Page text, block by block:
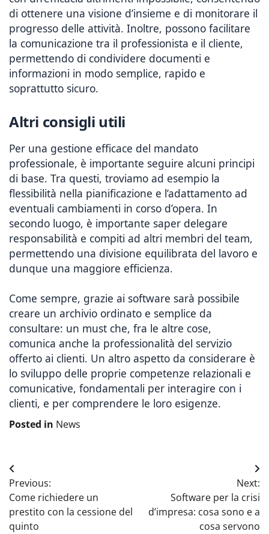
di ottenere una visione d’insieme e di monitorare il
progresso delle attività. Inoltre, possono facilitare
la comunicazione tra il professionista e il cliente,
permettendo di condividere documenti e
informazioni in modo semplice, rapido e
soprattutto sicuro.
Altri consigli utili
Per una gestione efficace del mandato
professionale, è importante seguire alcuni principi
di base. Tra questi, troviamo ad esempio la
flessibilità nella pianificazione e l’adattamento ad
eventuali cambiamenti in corso d’opera. In
secondo luogo, è importante saper delegare
responsabilità e compiti ad altri membri del team,
permettendo una divisione equilibrata del lavoro e
dunque una maggiore efficienza.
Come sempre, grazie ai software sarà possibile
creare un archivio ordinato e semplice da
consultare: un must che, fra le altre cose,
comunica anche la professionalità del servizio
offerto ai clienti. Un altro aspetto da considerare è
lo sviluppo delle proprie competenze relazionali e
comunicative, fondamentali per interagire con i
clienti, e per comprendere le loro esigenze.
Posted in News
Navigazione
articoli
Previous:
Come richiedere un
prestito con la cessione del
quinto
Next:
Software per la crisi
d’impresa: cosa sono e a
cosa servono